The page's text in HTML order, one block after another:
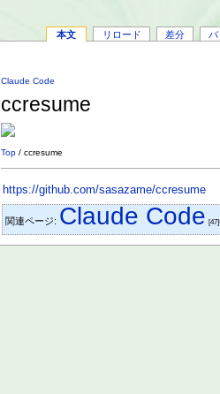
本文 リロード 差分 バ
Claude Code
ccresume
Top / ccresume
https://github.com/sasazame/ccresume
関連ページ: Claude Code [47]